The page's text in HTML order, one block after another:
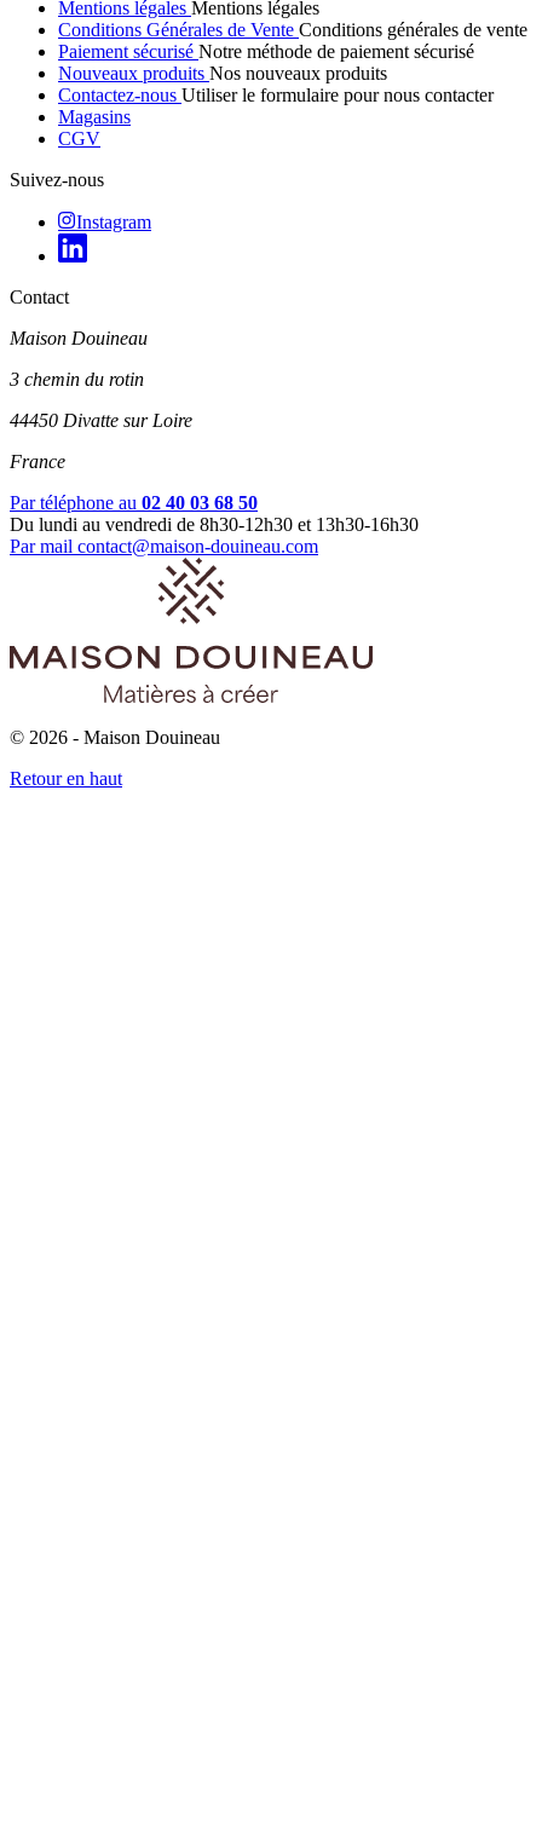
Mentions légales Mentions légales
Conditions Générales de Vente Conditions générales de vente
Paiement sécurisé Notre méthode de paiement sécurisé
Nouveaux produits Nos nouveaux produits
Contactez-nous Utiliser le formulaire pour nous contacter
Magasins
CGV
Suivez-nous
Instagram
Contact
Maison Douineau
3 chemin du rotin
44450 Divatte sur Loire
France
Par téléphone au 02 40 03 68 50
Du lundi au vendredi de 8h30-12h30 et 13h30-16h30
Par mail contact@maison-douineau.com
© 2026 - Maison Douineau
Retour en haut